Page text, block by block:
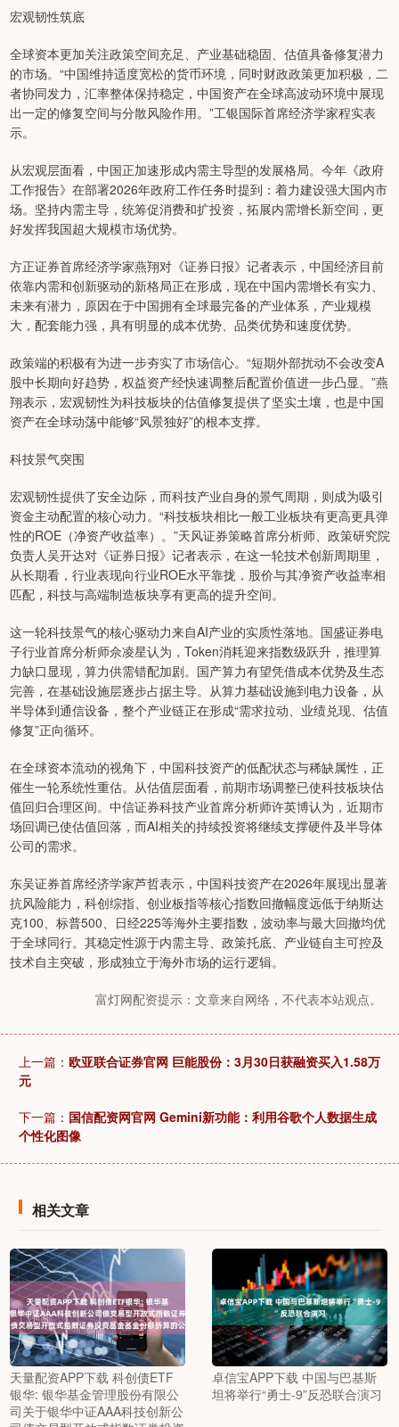
宏观韧性筑底
全球资本更加关注政策空间充足、产业基础稳固、估值具备修复潜力
的市场。“中国维持适度宽松的货币环境，同时财政政策更加积极，二
者协同发力，汇率整体保持稳定，中国资产在全球高波动环境中展现
出一定的修复空间与分散风险作用。”工银国际首席经济学家程实表
示。
从宏观层面看，中国正加速形成内需主导型的发展格局。今年《政府
工作报告》在部署2026年政府工作任务时提到：着力建设强大国内市
场。坚持内需主导，统筹促消费和扩投资，拓展内需增长新空间，更
好发挥我国超大规模市场优势。
方正证券首席经济学家燕翔对《证券日报》记者表示，中国经济目前
依靠内需和创新驱动的新格局正在形成，现在中国内需增长有实力、
未来有潜力，原因在于中国拥有全球最完备的产业体系，产业规模
大，配套能力强，具有明显的成本优势、品类优势和速度优势。
政策端的积极有为进一步夯实了市场信心。“短期外部扰动不会改变A
股中长期向好趋势，权益资产经快速调整后配置价值进一步凸显。”燕
翔表示，宏观韧性为科技板块的估值修复提供了坚实土壤，也是中国
资产在全球动荡中能够“风景独好”的根本支撑。
科技景气突围
宏观韧性提供了安全边际，而科技产业自身的景气周期，则成为吸引
资金主动配置的核心动力。“科技板块相比一般工业板块有更高更具弹
性的ROE（净资产收益率）。”天风证券策略首席分析师、政策研究院
负责人吴开达对《证券日报》记者表示，在这一轮技术创新周期里，
从长期看，行业表现向行业ROE水平靠拢，股价与其净资产收益率相
匹配，科技与高端制造板块享有更高的提升空间。
这一轮科技景气的核心驱动力来自AI产业的实质性落地。国盛证券电
子行业首席分析师佘凌星认为，Token消耗迎来指数级跃升，推理算
力缺口显现，算力供需错配加剧。国产算力有望凭借成本优势及生态
完善，在基础设施层逐步占据主导。从算力基础设施到电力设备，从
半导体到通信设备，整个产业链正在形成“需求拉动、业绩兑现、估值
修复”正向循环。
在全球资本流动的视角下，中国科技资产的低配状态与稀缺属性，正
催生一轮系统性重估。从估值层面看，前期市场调整已使科技板块估
值回归合理区间。中信证券科技产业首席分析师许英博认为，近期市
场回调已使估值回落，而AI相关的持续投资将继续支撑硬件及半导体
公司的需求。
东吴证券首席经济学家芦哲表示，中国科技资产在2026年展现出显著
抗风险能力，科创综指、创业板指等核心指数回撤幅度远低于纳斯达
克100、标普500、日经225等海外主要指数，波动率与最大回撤均优
于全球同行。其稳定性源于内需主导、政策托底、产业链自主可控及
技术自主突破，形成独立于海外市场的运行逻辑。
富灯网配资提示：文章来自网络，不代表本站观点。
上一篇： 欧亚联合证券官网 巨能股份：3月30日获融资买入1.58万
元
下一篇： 国信配资网官网 Gemini新功能：利用谷歌个人数据生成
个性化图像
相关文章
天量配资APP下载 科创债ETF
银华: 银华基金管理股份有限公
司关于银华中证AAA科技创新公
卓信宝APP下载 中国与巴基斯
坦将举行“勇士-9”反恐联合演习